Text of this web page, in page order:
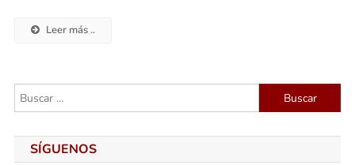
Leer más ..
Buscar:
SÍGUENOS